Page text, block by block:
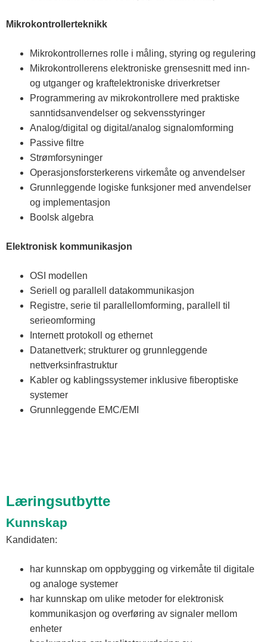
Mikrokontrollerteknikk
Mikrokontrollernes rolle i måling, styring og regulering
Mikrokontrollerens elektroniske grensesnitt med inn-
og utganger og kraftelektroniske driverkretser
Programmering av mikrokontrollere med praktiske
sanntidsanvendelser og sekvensstyringer
Analog/digital og digital/analog signalomforming
Passive filtre
Strømforsyninger
Operasjonsforsterkerens virkemåte og anvendelser
Grunnleggende logiske funksjoner med anvendelser
og implementasjon
Boolsk algebra
Elektronisk kommunikasjon
OSI modellen
Seriell og parallell datakommunikasjon
Registre, serie til parallellomforming, parallell til
serieomforming
Internett protokoll og ethernet
Datanettverk; strukturer og grunnleggende
nettverksinfrastruktur
Kabler og kablingssystemer inklusive fiberoptiske
systemer
Grunnleggende EMC/EMI
Læringsutbytte
Kunnskap
Kandidaten:
har kunnskap om oppbygging og virkemåte til digitale
og analoge systemer
har kunnskap om ulike metoder for elektronisk
kommunikasjon og overføring av signaler mellom
enheter